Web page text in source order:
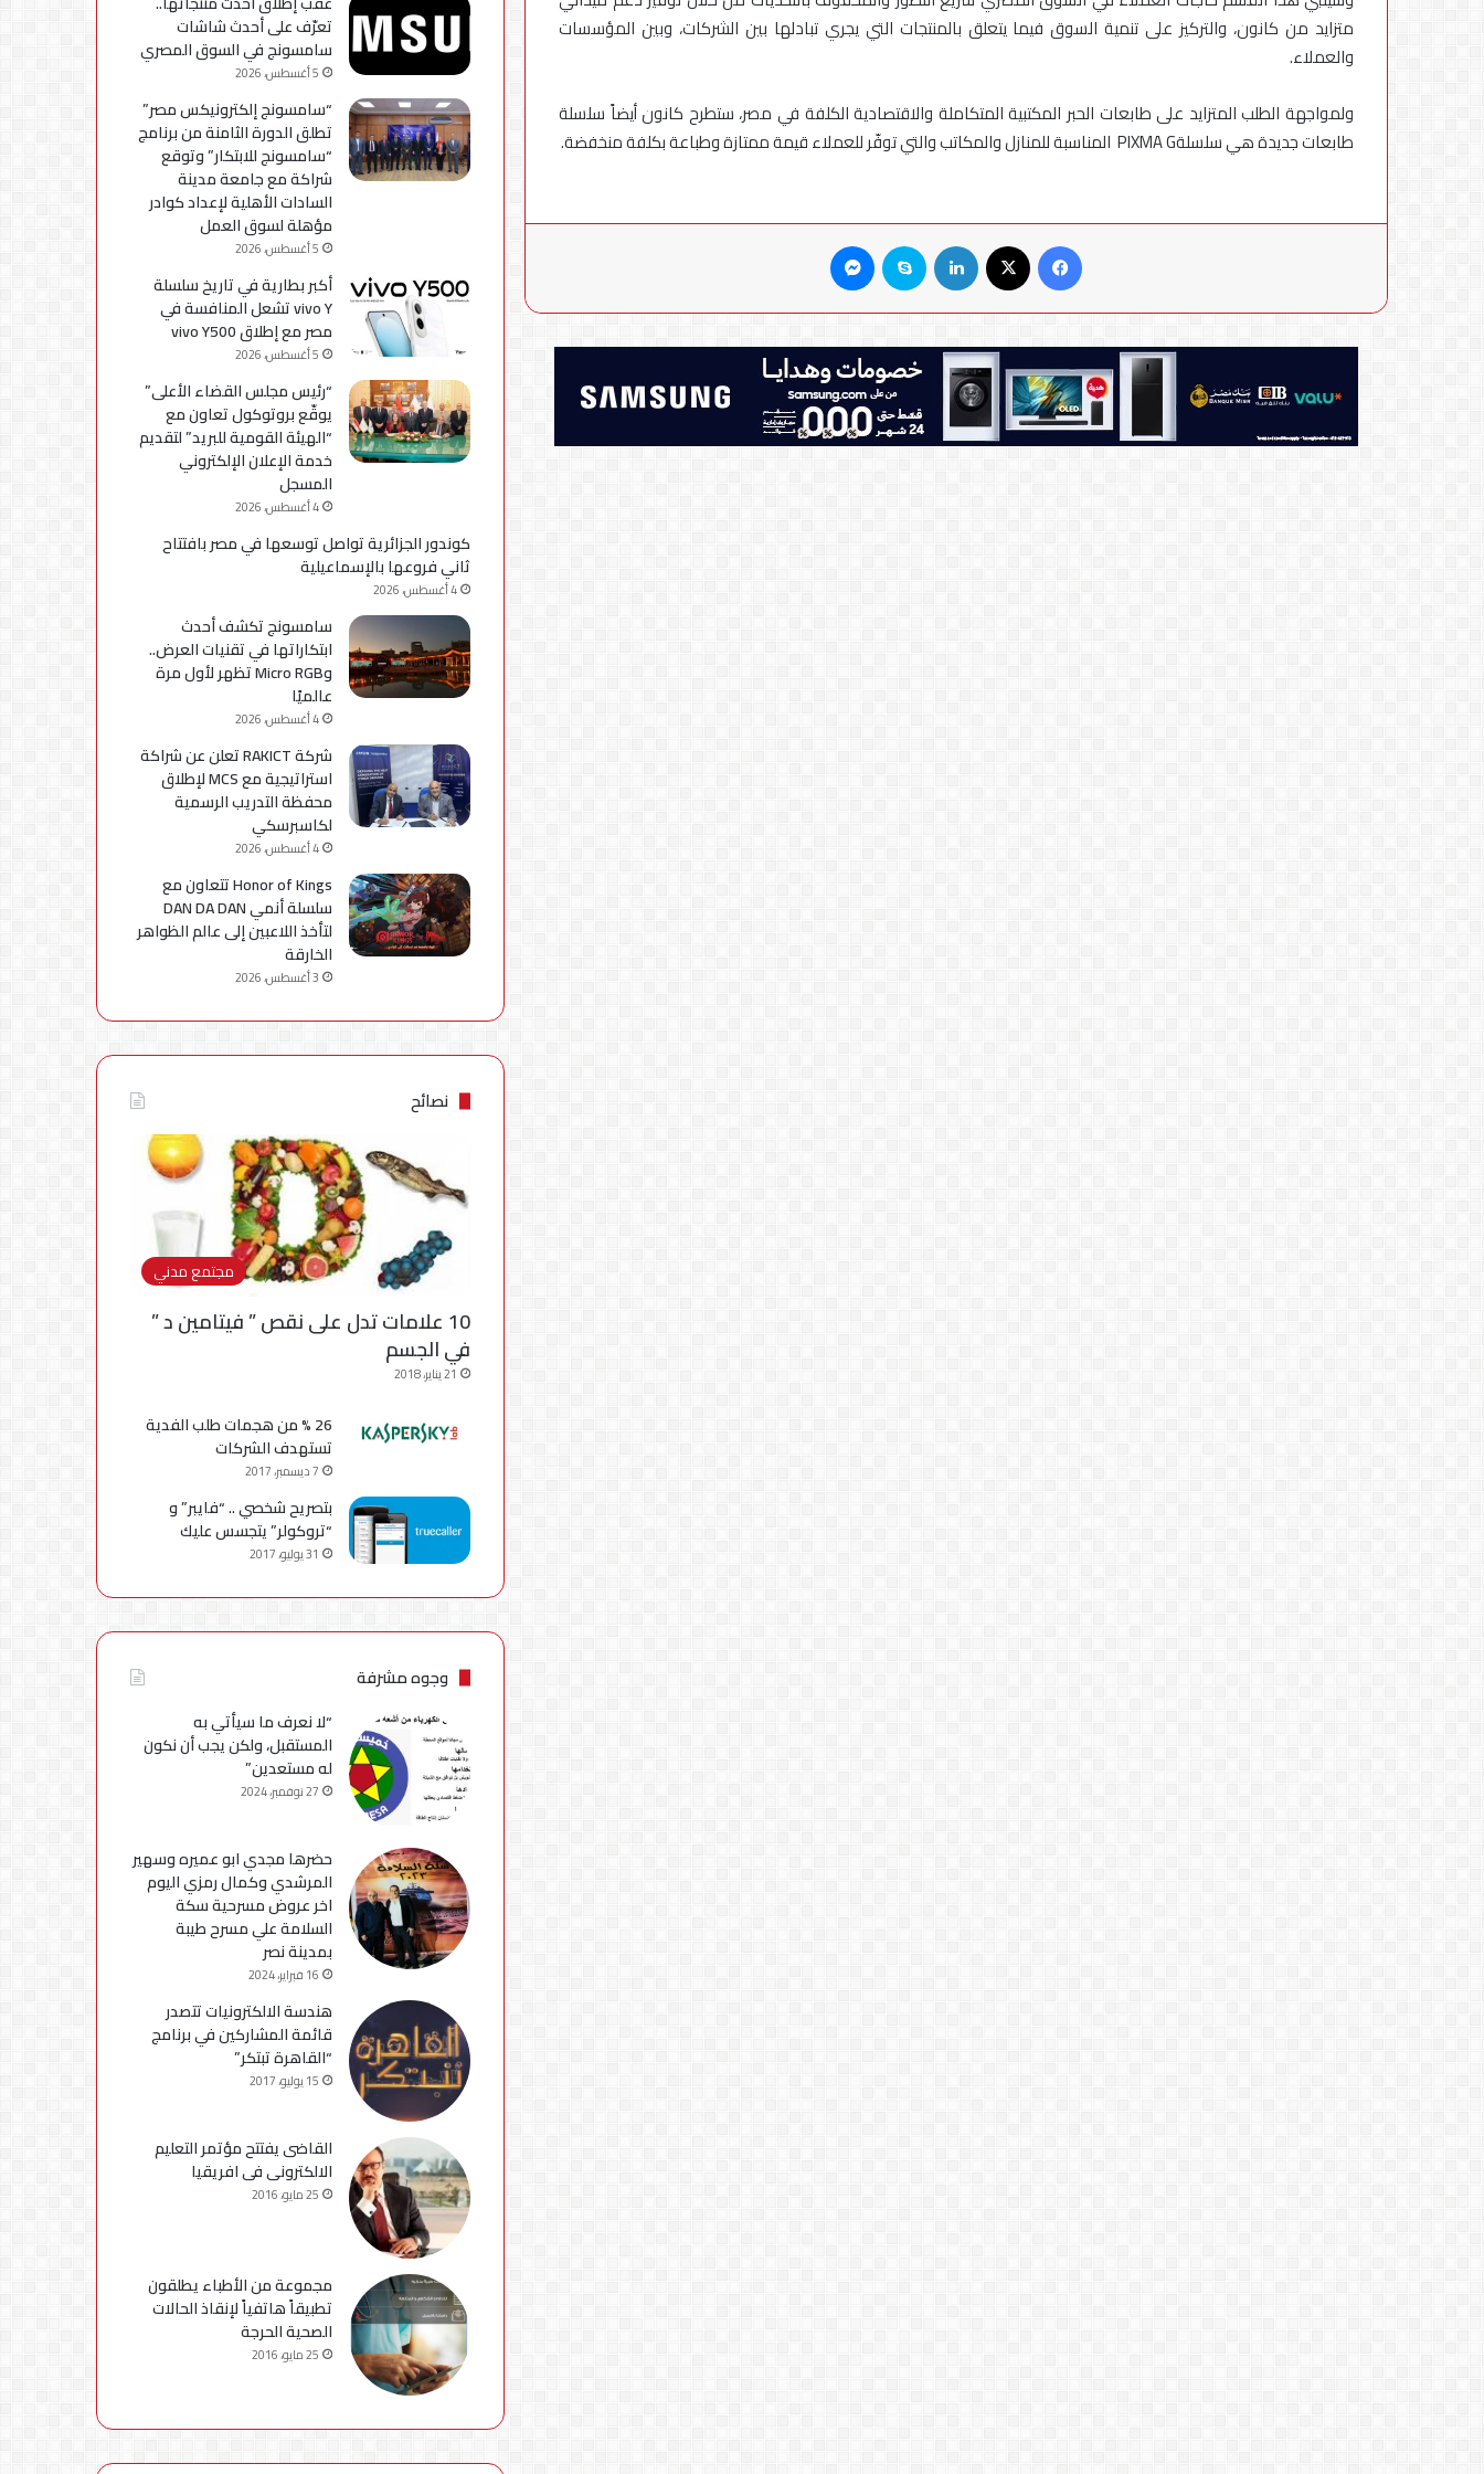
متزايد من كانون، والتركيز على تنمية السوق فيما يتعلق بالمنتجات التي يجري تبادلها بين الشركات، وبين المؤسسات
والعملاء.
ولمواجهة الطلب المتزايد على طابعات الحبر المكتبية المتكاملة والاقتصادية الكلفة في مصر، ستطرح كانون أيضاً سلسلة
طابعات جديدة هي سلسلةPIXMA G المناسبة للمنازل والمكاتب والتي توفّر للعملاء قيمة ممتازة وطباعة بكلفة منخفضة.
فيسبوك لينكدإن سكايب
في
مصر
تعرّف على أحدث شاشات
سامسونج في السوق المصري
5 أغسطس، 2026
“سامسونج إلكترونيكس مصر”
تطلق الدورة الثامنة من برنامج
“سامسونج للابتكار” وتوقع
شراكة مع جامعة مدينة
السادات الأهلية لإعداد كوادر
مؤهلة لسوق العمل
5 أغسطس، 2026
أكبر بطارية في تاريخ سلسلة
vivo Y تشعل المنافسة في
مصر مع إطلاق vivo Y500
5 أغسطس، 2026
“رئيس مجلس القضاء الأعلى”
يوقّع بروتوكول تعاون مع
“الهيئة القومية للبريد” لتقديم
خدمة الإعلان الإلكتروني
المسجل
4 أغسطس، 2026
كوندور الجزائرية تواصل توسعها في مصر بافتتاح
ثاني فروعها بالإسماعيلية
4 أغسطس، 2026
سامسونج تكشف أحدث
ابتكاراتها في تقنيات العرض..
وMicro RGB تظهر لأول مرة
عالميًا
4 أغسطس، 2026
شركة RAKICT تعلن عن شراكة
استراتيجية مع MCS لإطلاق
محفظة التدريب الرسمية
لكاسبرسكي
4 أغسطس، 2026
Honor of Kings تتعاون مع
سلسلة أنمي DAN DA DAN
لتأخذ اللاعبين إلى عالم الظواهر
الخارقة
3 أغسطس، 2026
نصائح
مجتمع مدني
10 علامات تدل على نقص ” فيتامين د ”
في الجسم
21 يناير، 2018
26 % من هجمات طلب الفدية
تستهدف الشركات
7 ديسمبر، 2017
بتصريح شخصي .. “فايبر” و
“تروكولر” يتجسس عليك
31 يوليو، 2017
وجوه مشرفة
“لا نعرف ما سيأتي به
المستقبل، ولكن يجب أن نكون
له مستعدين”
27 نوفمبر، 2024
حضرها مجدي ابو عميره وسهير
المرشدي وكمال رمزي اليوم
اخر عروض مسرحية سكة
السلامة علي مسرح طيبة
بمدينة نصر
16 فبراير، 2024
هندسة الالكترونيات تتصدر
قائمة المشاركين في برنامج
“القاهرة تبتكر”
15 يوليو، 2017
القاضى يفتتح مؤتمر التعليم
الالكترونى فى افريقيا
25 مايو، 2016
مجموعة من الأطباء يطلقون
تطبيقاً هاتفياً لإنقاذ الحالات
الصحية الحرجة
25 مايو، 2016